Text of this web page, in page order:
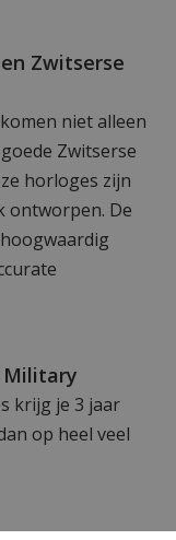
Zwitserse
niet alleen
Zwitserse
horloges zijn
ontworpen. De
Military
krijg je 3 jaar
op heel veel